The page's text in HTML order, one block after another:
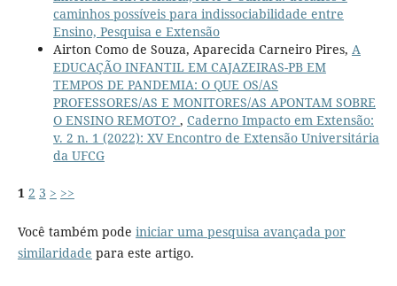
caminhos possíveis para indissociabilidade entre
Ensino, Pesquisa e Extensão
Airton Como de Souza, Aparecida Carneiro Pires, A
EDUCAÇÃO INFANTIL EM CAJAZEIRAS-PB EM
TEMPOS DE PANDEMIA: O QUE OS/AS
PROFESSORES/AS E MONITORES/AS APONTAM SOBRE
O ENSINO REMOTO? , Caderno Impacto em Extensão:
v. 2 n. 1 (2022): XV Encontro de Extensão Universitária
da UFCG
1 2 3 > >>
Você também pode iniciar uma pesquisa avançada por
similaridade para este artigo.